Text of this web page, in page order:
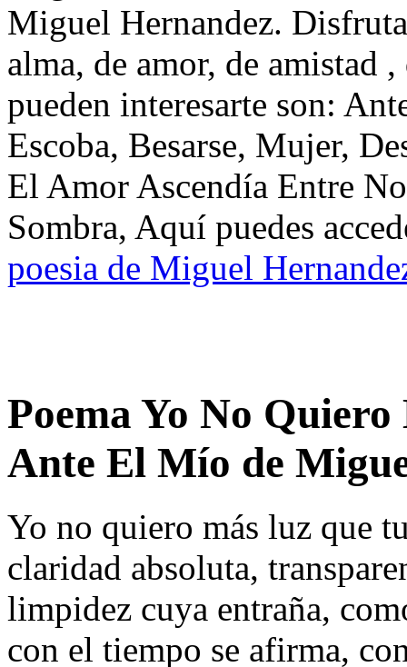
Miguel Hernandez.
alma, de amor, de amistad
pueden interesarte son:
Escoba, Besarse, Mujer,
El Amor Ascendía Entre
Sombra, Aquí puedes
poesia de Miguel
Poema Yo No
Ante El Mío de
Yo no quiero más luz que
claridad absoluta,
limpidez cuya entraña,
con el tiempo se afirma,